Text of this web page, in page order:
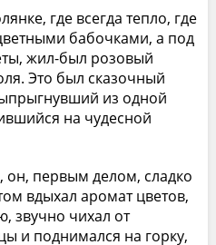
где всегда тепло, где
бабочками, а под
жил-был розовый
Это был сказочный
из одной
на чудесной
первым делом, сладко
вдыхал аромат цветов,
звучно чихал от
и поднимался на горку,